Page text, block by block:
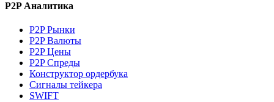
P2P Аналитика
P2P Рынки
P2P Валюты
P2P Цены
P2P Спреды
Конструктор ордербука
Сигналы тейкера
SWIFT